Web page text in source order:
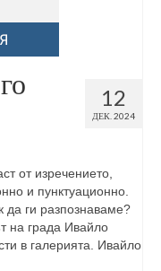
12
ДЕК. 2024
от изречението,
и пунктуационно.
да ги разпознаваме?
на града Ивайло
в галерията. Ивайло